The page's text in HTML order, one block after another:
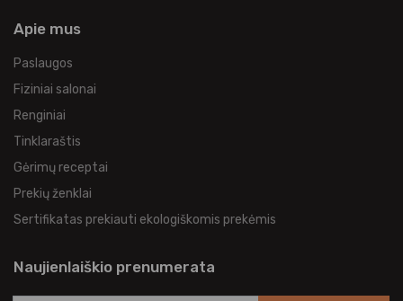
Apie mus
Paslaugos
Fiziniai salonai
Renginiai
Tinklaraštis
Gėrimų receptai
Prekių ženklai
Sertifikatas prekiauti ekologiškomis prekėmis
Naujienlaiškio prenumerata